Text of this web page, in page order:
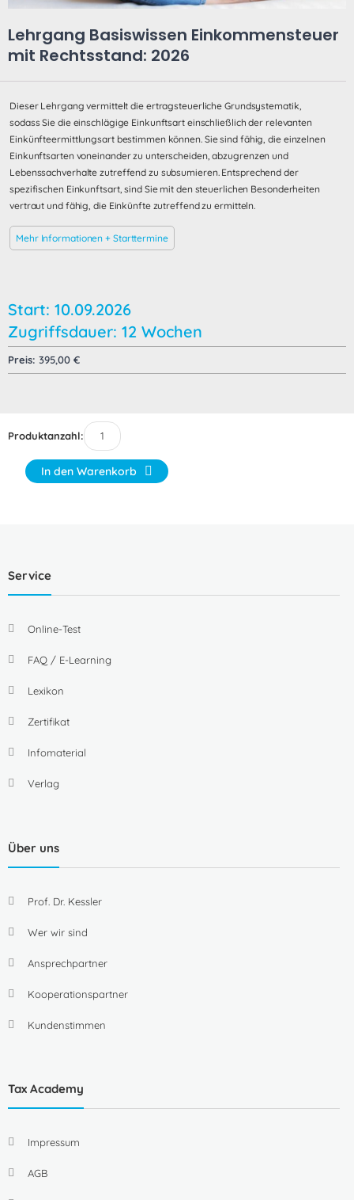
Lehrgang Basiswissen Einkommensteuer
mit Rechtsstand: 2026
Dieser Lehrgang vermittelt die ertragsteuerliche Grundsystematik,
sodass Sie die einschlägige Einkunftsart einschließlich der relevanten
Einkünfteermittlungsart bestimmen können. Sie sind fähig, die einzelnen
Einkunftsarten voneinander zu unterscheiden, abzugrenzen und
Lebenssachverhalte zutreffend zu subsumieren. Entsprechend der
spezifischen Einkunftsart, sind Sie mit den steuerlichen Besonderheiten
vertraut und fähig, die Einkünfte zutreffend zu ermitteln.
Mehr Informationen + Starttermine
Start: 10.09.2026
Zugriffsdauer: 12 Wochen
Preis: 395,00 €
Produktanzahl:
In den Warenkorb
Service
Online-Test
FAQ / E-Learning
Lexikon
Zertifikat
Infomaterial
Verlag
Über uns
Prof. Dr. Kessler
Wer wir sind
Ansprechpartner
Kooperationspartner
Kundenstimmen
Tax Academy
Impressum
AGB